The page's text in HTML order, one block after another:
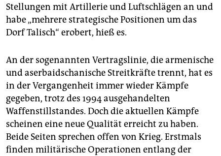
Stellungen mit Artillerie und Luftschlägen an und
habe „mehrere strategische Positionen um das
Dorf Talisch“ erobert, hieß es.
An der sogenannten Vertragslinie, die armenische
und aserbaidschanische Streitkräfte trennt, hat es
in der Vergangenheit immer wieder Kämpfe
gegeben, trotz des 1994 ausgehandelten
Waffenstillstandes. Doch die aktuellen Kämpfe
scheinen eine neue Qualität erreicht zu haben.
Beide Seiten sprechen offen von Krieg. Erstmals
finden militärische Operationen entlang der